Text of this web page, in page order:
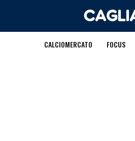
CALCIOMERCATO FOCUS